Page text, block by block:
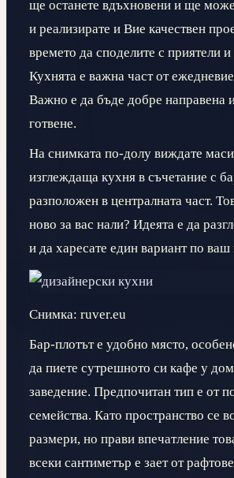
ще останете вдъхновени и ще
и реализирате и Вие качествен
времето да споделите с приятели и
Кухнята е важна част от
Важно е да бъде добре направена
готвене.
На снимката по-долу виждате
изглеждаща кухня в съчетание с
разположен в централната част.
ново за вас нали? Идеята е да
и да харесате един вариант по ваш
Снимка: ruver.eu
Бар-плотът е удобно място,
да пиете сутрешното си кафе у
заведение. Предпочитан тип е от
семейства. Като пространство се
размери, но прави впечатление
всеки сантиметър е зает от